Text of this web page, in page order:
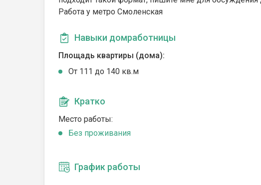
Работа у метро Смоленская
Навыки домработницы
Площадь квартиры (дома):
От 111 до 140 кв.м
Кратко
Место работы:
Без проживания
График работы